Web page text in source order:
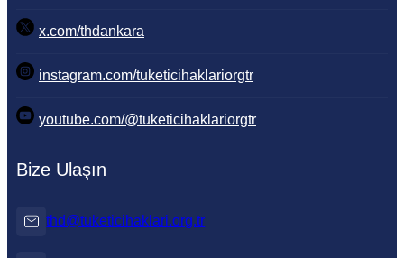
x.com/thdankara
instagram.com/tuketicihaklariorgtr
youtube.com/@tuketicihaklariorgtr
Bize Ulaşın
thd@tuketicihaklari.org.tr